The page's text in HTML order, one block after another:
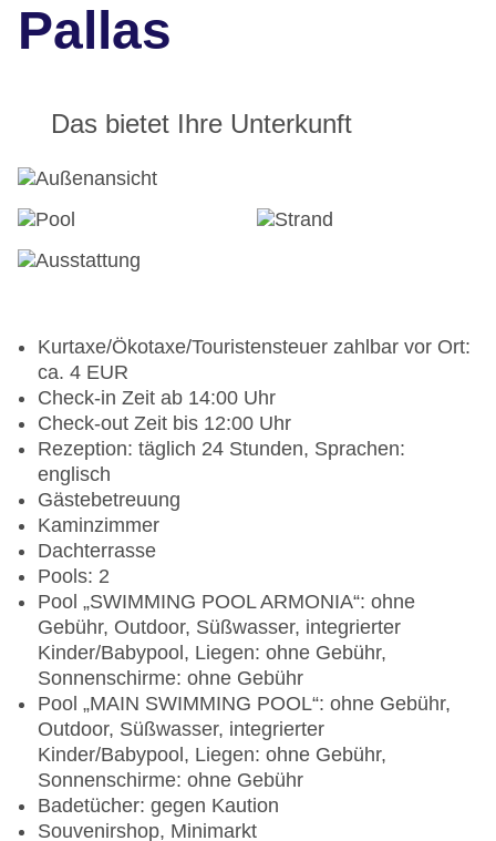
Pallas
Das bietet Ihre Unterkunft
Kurtaxe/Ökotaxe/Touristensteuer zahlbar vor Ort:
ca. 4 EUR
Check-in Zeit ab 14:00 Uhr
Check-out Zeit bis 12:00 Uhr
Rezeption: täglich 24 Stunden, Sprachen:
englisch
Gästebetreuung
Kaminzimmer
Dachterrasse
Pools: 2
Pool „SWIMMING POOL ARMONIA“: ohne
Gebühr, Outdoor, Süßwasser, integrierter
Kinder/Babypool, Liegen: ohne Gebühr,
Sonnenschirme: ohne Gebühr
Pool „MAIN SWIMMING POOL“: ohne Gebühr,
Outdoor, Süßwasser, integrierter
Kinder/Babypool, Liegen: ohne Gebühr,
Sonnenschirme: ohne Gebühr
Badetücher: gegen Kaution
Souvenirshop, Minimarkt